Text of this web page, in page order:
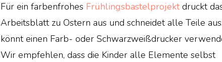
Für ein farbenfrohes Frühlingsbastelprojektdruckt
Arbeitsblatt zu Ostern aus und schneidet alle Teile
könnt einen Farb- oder Schwarzweißdrucker
Wir empfehlen, dass die Kinder alle Elemente selbst